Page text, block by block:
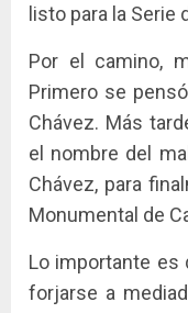
listo para la Serie
Por el camino,
Primero se
Chávez. Más
el nombre del
Chávez, para
Monumental de
Lo importante es
forjarse a